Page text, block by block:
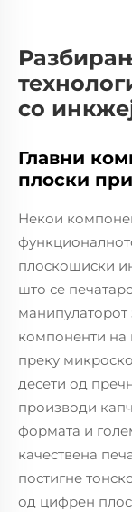
со
Главни
плоски
Некои
плоскошиски
што се
компоненти на
преку
десети од
производи
формата и
качествена
постигне
од цифрен